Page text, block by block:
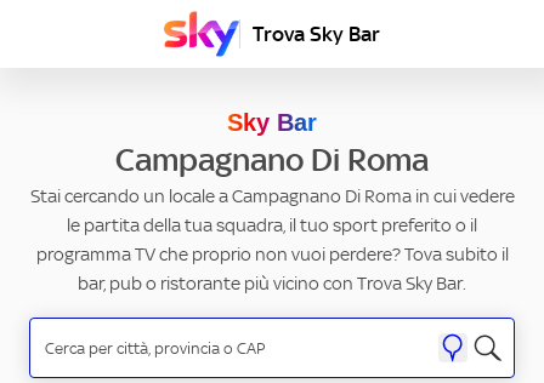
Trova Sky Bar
Sky Bar
Campagnano Di Roma
Stai cercando un locale a Campagnano Di Roma in cui vedere
le partita della tua squadra, il tuo sport preferito o il
programma TV che proprio non vuoi perdere? Tova subito il
bar, pub o ristorante più vicino con Trova Sky Bar.